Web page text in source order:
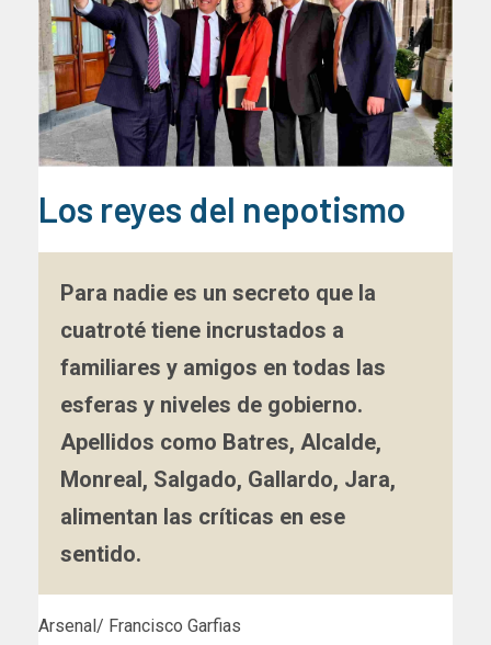
Los reyes del nepotismo
Para nadie es un secreto que la
cuatroté tiene incrustados a
familiares y amigos en todas las
esferas y niveles de gobierno.
Apellidos como Batres, Alcalde,
Monreal, Salgado, Gallardo, Jara,
alimentan las críticas en ese
sentido.
Arsenal/ Francisco Garfias